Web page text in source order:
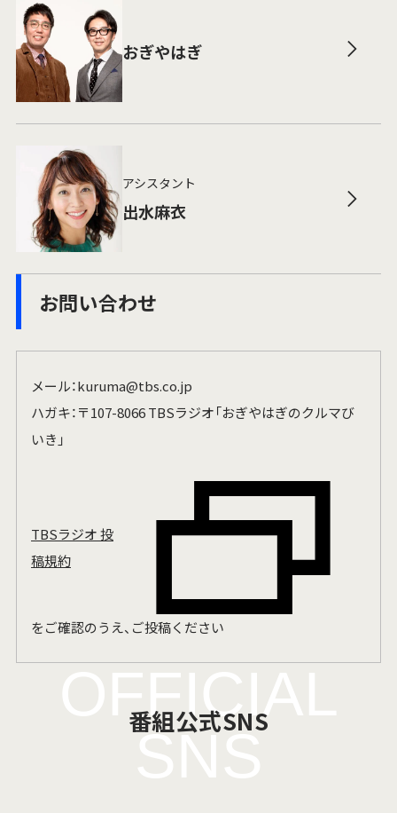
おぎやはぎ
アシスタント
出水麻衣
お問い合わせ
メール：kuruma@tbs.co.jp
ハガキ：〒107-8066 TBSラジオ「おぎやはぎのクルマび
いき」
TBSラジオ 投
稿規約
をご確認のうえ、ご投稿ください
番組公式SNS
OFFICIAL
SNS